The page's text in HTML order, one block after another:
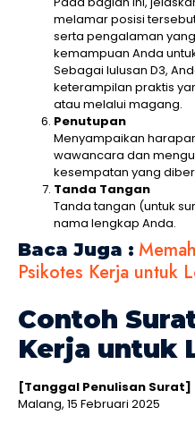
melamar posisi
serta pengalaman
kemampuan Anda
Sebagai lulusan D3,
keterampilan praktis
atau melalui magang.
Penutupan
Menyampaikan
wawancara dan
kesempatan yang
Tanda Tangan
Tanda tangan (untuk
nama lengkap Anda.
Baca Juga :
Psikotes Kerja untuk
Contoh
Kerja untuk
[Tanggal Penulisan Surat]
Malang, 15 Februari 2025